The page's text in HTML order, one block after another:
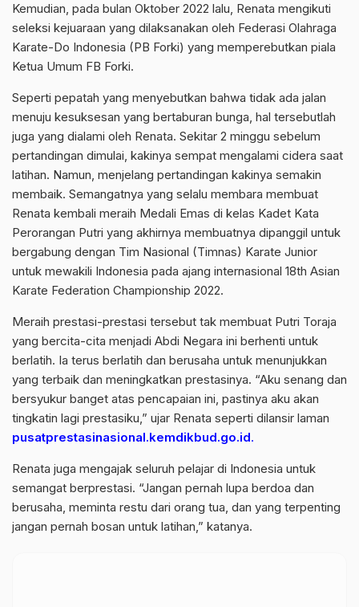
Kemudian, pada bulan Oktober 2022 lalu, Renata mengikuti
seleksi kejuaraan yang dilaksanakan oleh Federasi Olahraga
Karate-Do Indonesia (PB Forki) yang memperebutkan piala
Ketua Umum FB Forki.
Seperti pepatah yang menyebutkan bahwa tidak ada jalan
menuju kesuksesan yang bertaburan bunga, hal tersebutlah
juga yang dialami oleh Renata. Sekitar 2 minggu sebelum
pertandingan dimulai, kakinya sempat mengalami cidera saat
latihan. Namun, menjelang pertandingan kakinya semakin
membaik. Semangatnya yang selalu membara membuat
Renata kembali meraih Medali Emas di kelas Kadet Kata
Perorangan Putri yang akhirnya membuatnya dipanggil untuk
bergabung dengan Tim Nasional (Timnas) Karate Junior
untuk mewakili Indonesia pada ajang internasional 18th Asian
Karate Federation Championship 2022.
Meraih prestasi-prestasi tersebut tak membuat Putri Toraja
yang bercita-cita menjadi Abdi Negara ini berhenti untuk
berlatih. Ia terus berlatih dan berusaha untuk menunjukkan
yang terbaik dan meningkatkan prestasinya. “Aku senang dan
bersyukur banget atas pencapaian ini, pastinya aku akan
tingkatin lagi prestasiku,” ujar Renata seperti dilansir laman
pusatprestasinasional.kemdikbud.go.id.
Renata juga mengajak seluruh pelajar di Indonesia untuk
semangat berprestasi. “Jangan pernah lupa berdoa dan
berusaha, meminta restu dari orang tua, dan yang terpenting
jangan pernah bosan untuk latihan,” katanya.